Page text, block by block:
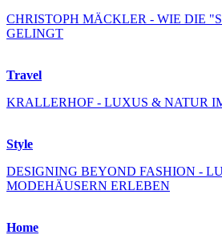
CHRISTOPH MÄCKLER - WIE DIE
GELINGT
Travel
KRALLERHOF - LUXUS & NATUR
Style
DESIGNING BEYOND FASHION -
MODEHÄUSERN ERLEBEN
Home